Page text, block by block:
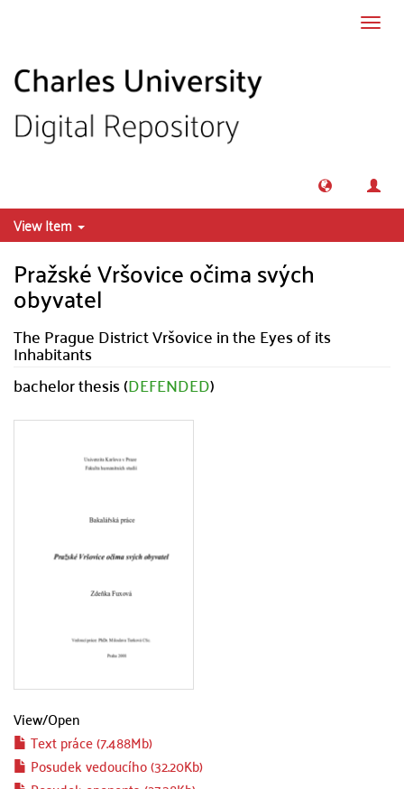
View Item
Pražské Vršovice očima svých
obyvatel
The Prague District Vršovice in the Eyes of its
Inhabitants
bachelor thesis (DEFENDED)
View/Open
Text práce (7.488Mb)
Posudek vedoucího (32.20Kb)